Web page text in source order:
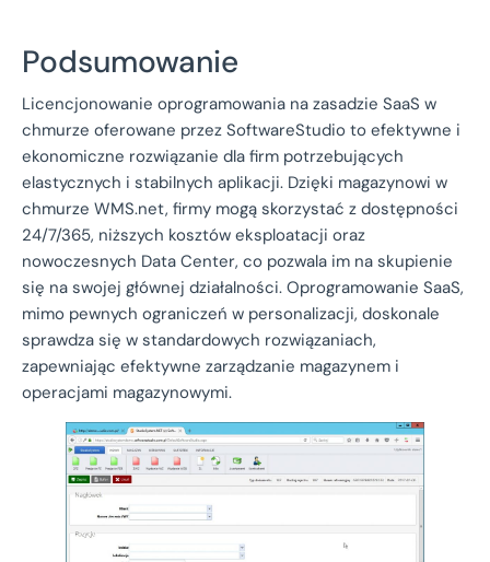
Podsumowanie
Licencjonowanie oprogramowania na zasadzie SaaS w
chmurze oferowane przez SoftwareStudio to efektywne i
ekonomiczne rozwiązanie dla firm potrzebujących
elastycznych i stabilnych aplikacji. Dzięki magazynowi w
chmurze WMS.net, firmy mogą skorzystać z dostępności
24/7/365, niższych kosztów eksploatacji oraz
nowoczesnych Data Center, co pozwala im na skupienie
się na swojej głównej działalności. Oprogramowanie SaaS,
mimo pewnych ograniczeń w personalizacji, doskonale
sprawdza się w standardowych rozwiązaniach,
zapewniając efektywne zarządzanie magazynem i
operacjami magazynowymi.